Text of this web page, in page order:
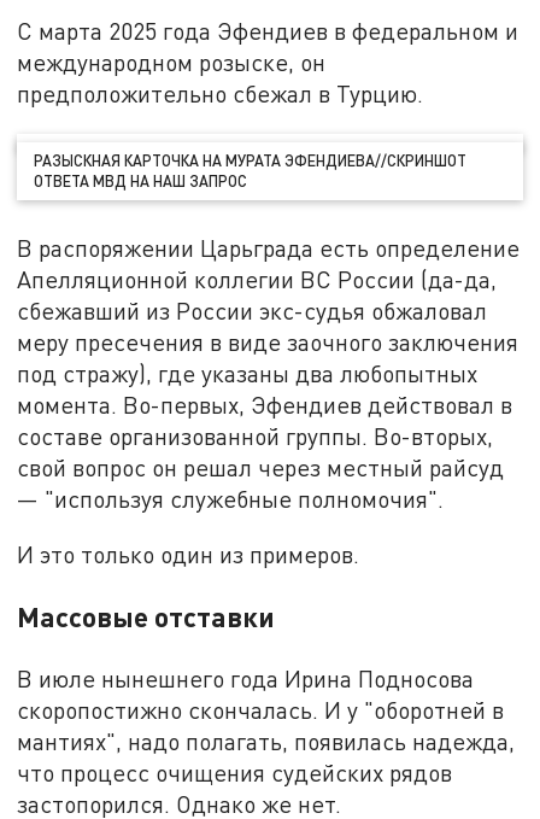
С марта 2025 года Эфендиев в федеральном и
международном розыске, он
предположительно сбежал в Турцию.
РАЗЫСКНАЯ КАРТОЧКА НА МУРАТА ЭФЕНДИЕВА//СКРИНШОТ
ОТВЕТА МВД НА НАШ ЗАПРОС
В распоряжении Царьграда есть определение
Апелляционной коллегии ВС России (да-да,
сбежавший из России экс-судья обжаловал
меру пресечения в виде заочного заключения
под стражу), где указаны два любопытных
момента. Во-первых, Эфендиев действовал в
составе организованной группы. Во-вторых,
свой вопрос он решал через местный райсуд
— "используя служебные полномочия".
И это только один из примеров.
Массовые отставки
В июле нынешнего года Ирина Подносова
скоропостижно скончалась. И у "оборотней в
мантиях", надо полагать, появилась надежда,
что процесс очищения судейских рядов
застопорился. Однако же нет.